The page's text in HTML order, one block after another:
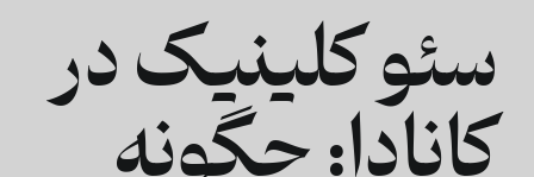
سئو کلینیک در